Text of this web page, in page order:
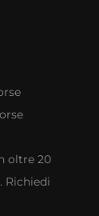
oltre 20
Richiedi